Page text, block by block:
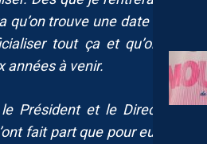
trouve une date tous
tout ça et qu’on se
années à venir.
Président et le Directeur
fait part que pour eux ça